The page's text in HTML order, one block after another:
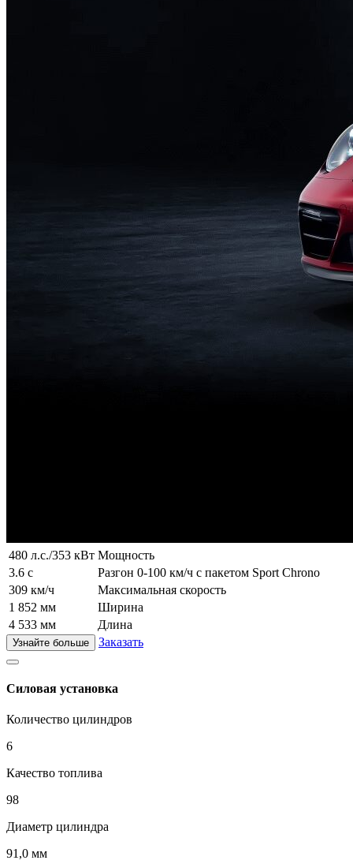
480 л.с./353 кВт Мощность
3.6 с
Разгон 0-100 км/ч с пакетом Sport Chrono
309 км/ч
Максимальная скорость
1 852 мм
Ширина
4 533 мм
Длина
Узнайте больше Заказать
Силовая установка
Количество цилиндров
6
Качество топлива
98
Диаметр цилиндра
91,0 мм